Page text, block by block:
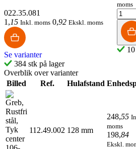
022.35.081
1,15 Inkl. moms 0,92 Ekskl. moms
Se varianter
384 stk på lager
moms
10
Overblik over varianter
Billed
Ref. Hulafstand
112.49.002 128 mm
248,55
moms
198,84
Ekskl.